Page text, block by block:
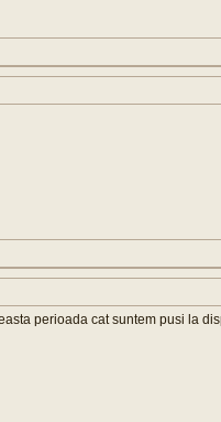
perioada cat suntem pusi la